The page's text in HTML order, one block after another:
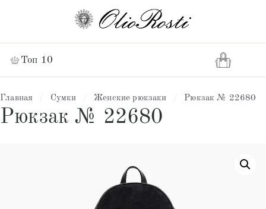
Топ 10
Главная Сумки Женские рюкзаки Рюкзак № 22680
Рюкзак № 22680